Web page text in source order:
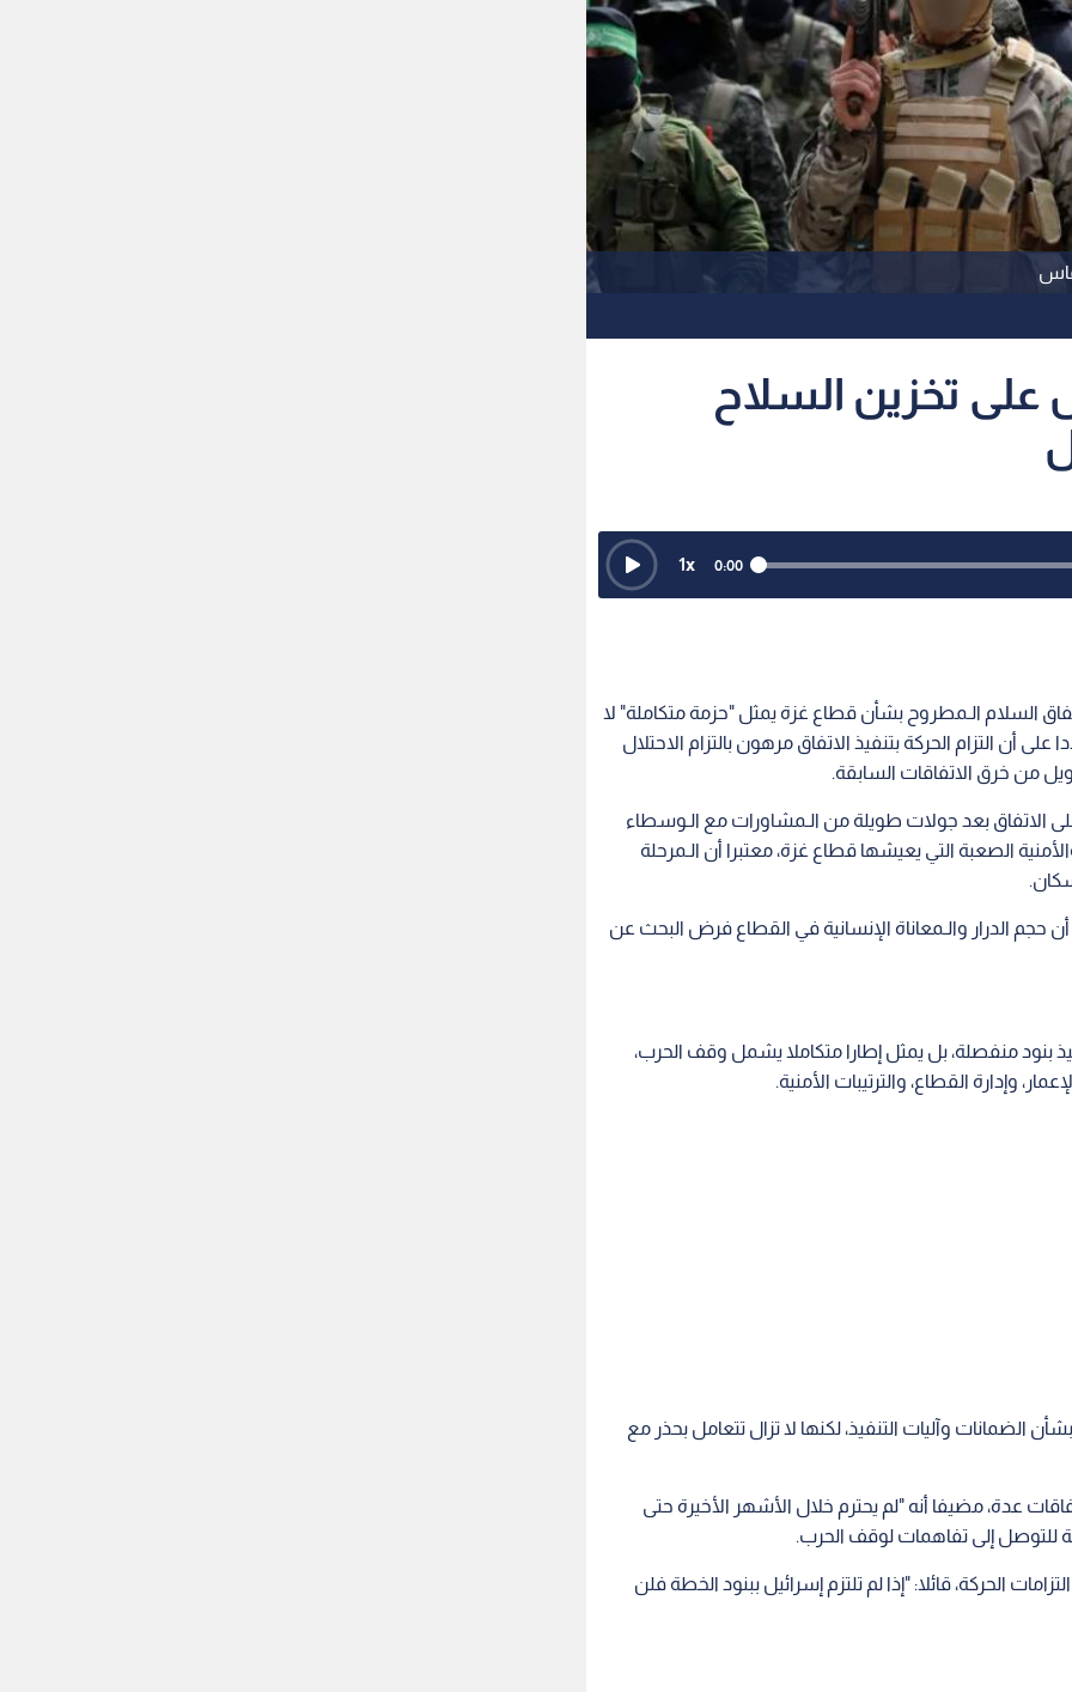
تخزين السلاح
0:00
1x
السلام الـمطروح بشأن قطاع غزة يمثل "حزمة متكاملة" لا
أن التزام الحركة بتنفيذ الاتفاق مرهون بالتزام الاحتلال
من خرق الاتفاقات السابقة.
الاتفاق بعد جولات طويلة من الـمشاورات مع الـوسطاء
الصعبة التي يعيشها قطاع غزة، معتبرا أن الـمرحلة
الدرار والـمعاناة الإنسانية في القطاع فرض البحث عن
بنود منفصلة، بل يمثل إطارا متكاملا يشمل وقف الحرب،
وإدارة القطاع، والترتيبات الأمنية.
الضمانات وآليات التنفيذ، لكنها لا تزال تتعامل بحذر مع
عدة، مضيفا أنه "لم يحترم خلال الأشهر الأخيرة حتى
للتوصل إلى تفاهمات لوقف الحرب.
الحركة، قائلا: "إذا لم تلتزم إسرائيل ببنود الخطة فلن